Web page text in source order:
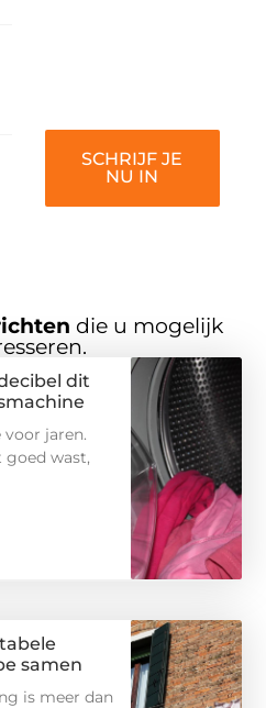
SCHRIJF JE
NU IN
die u mogelijk
dit
voor jaren.
goed wast,
samen
is meer dan